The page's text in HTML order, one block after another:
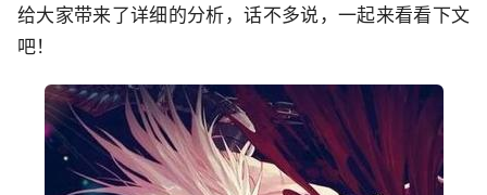
给大家带来了详细的分析，话不多说，一起来看看下文
吧！